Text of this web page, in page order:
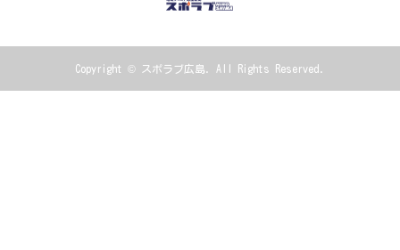
Copyright ©スポラブ広島. All Rights Reserved.